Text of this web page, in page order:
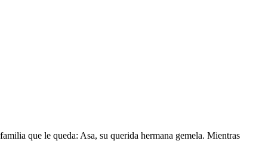
que le queda: Asa, su querida hermana gemela. Mientras